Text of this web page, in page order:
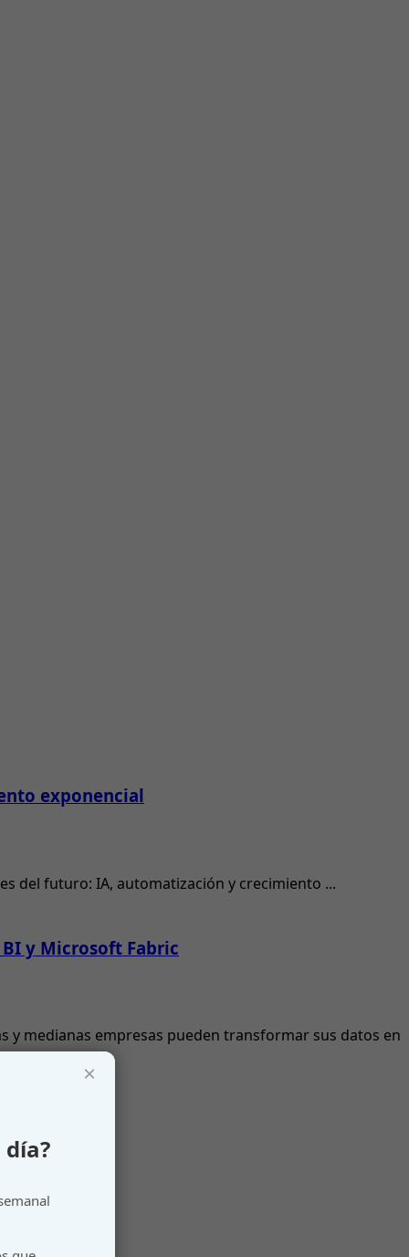
exponencial
del futuro: IA, automatización y crecimiento ...
y Microsoft Fabric
y medianas empresas pueden transformar sus datos en
×